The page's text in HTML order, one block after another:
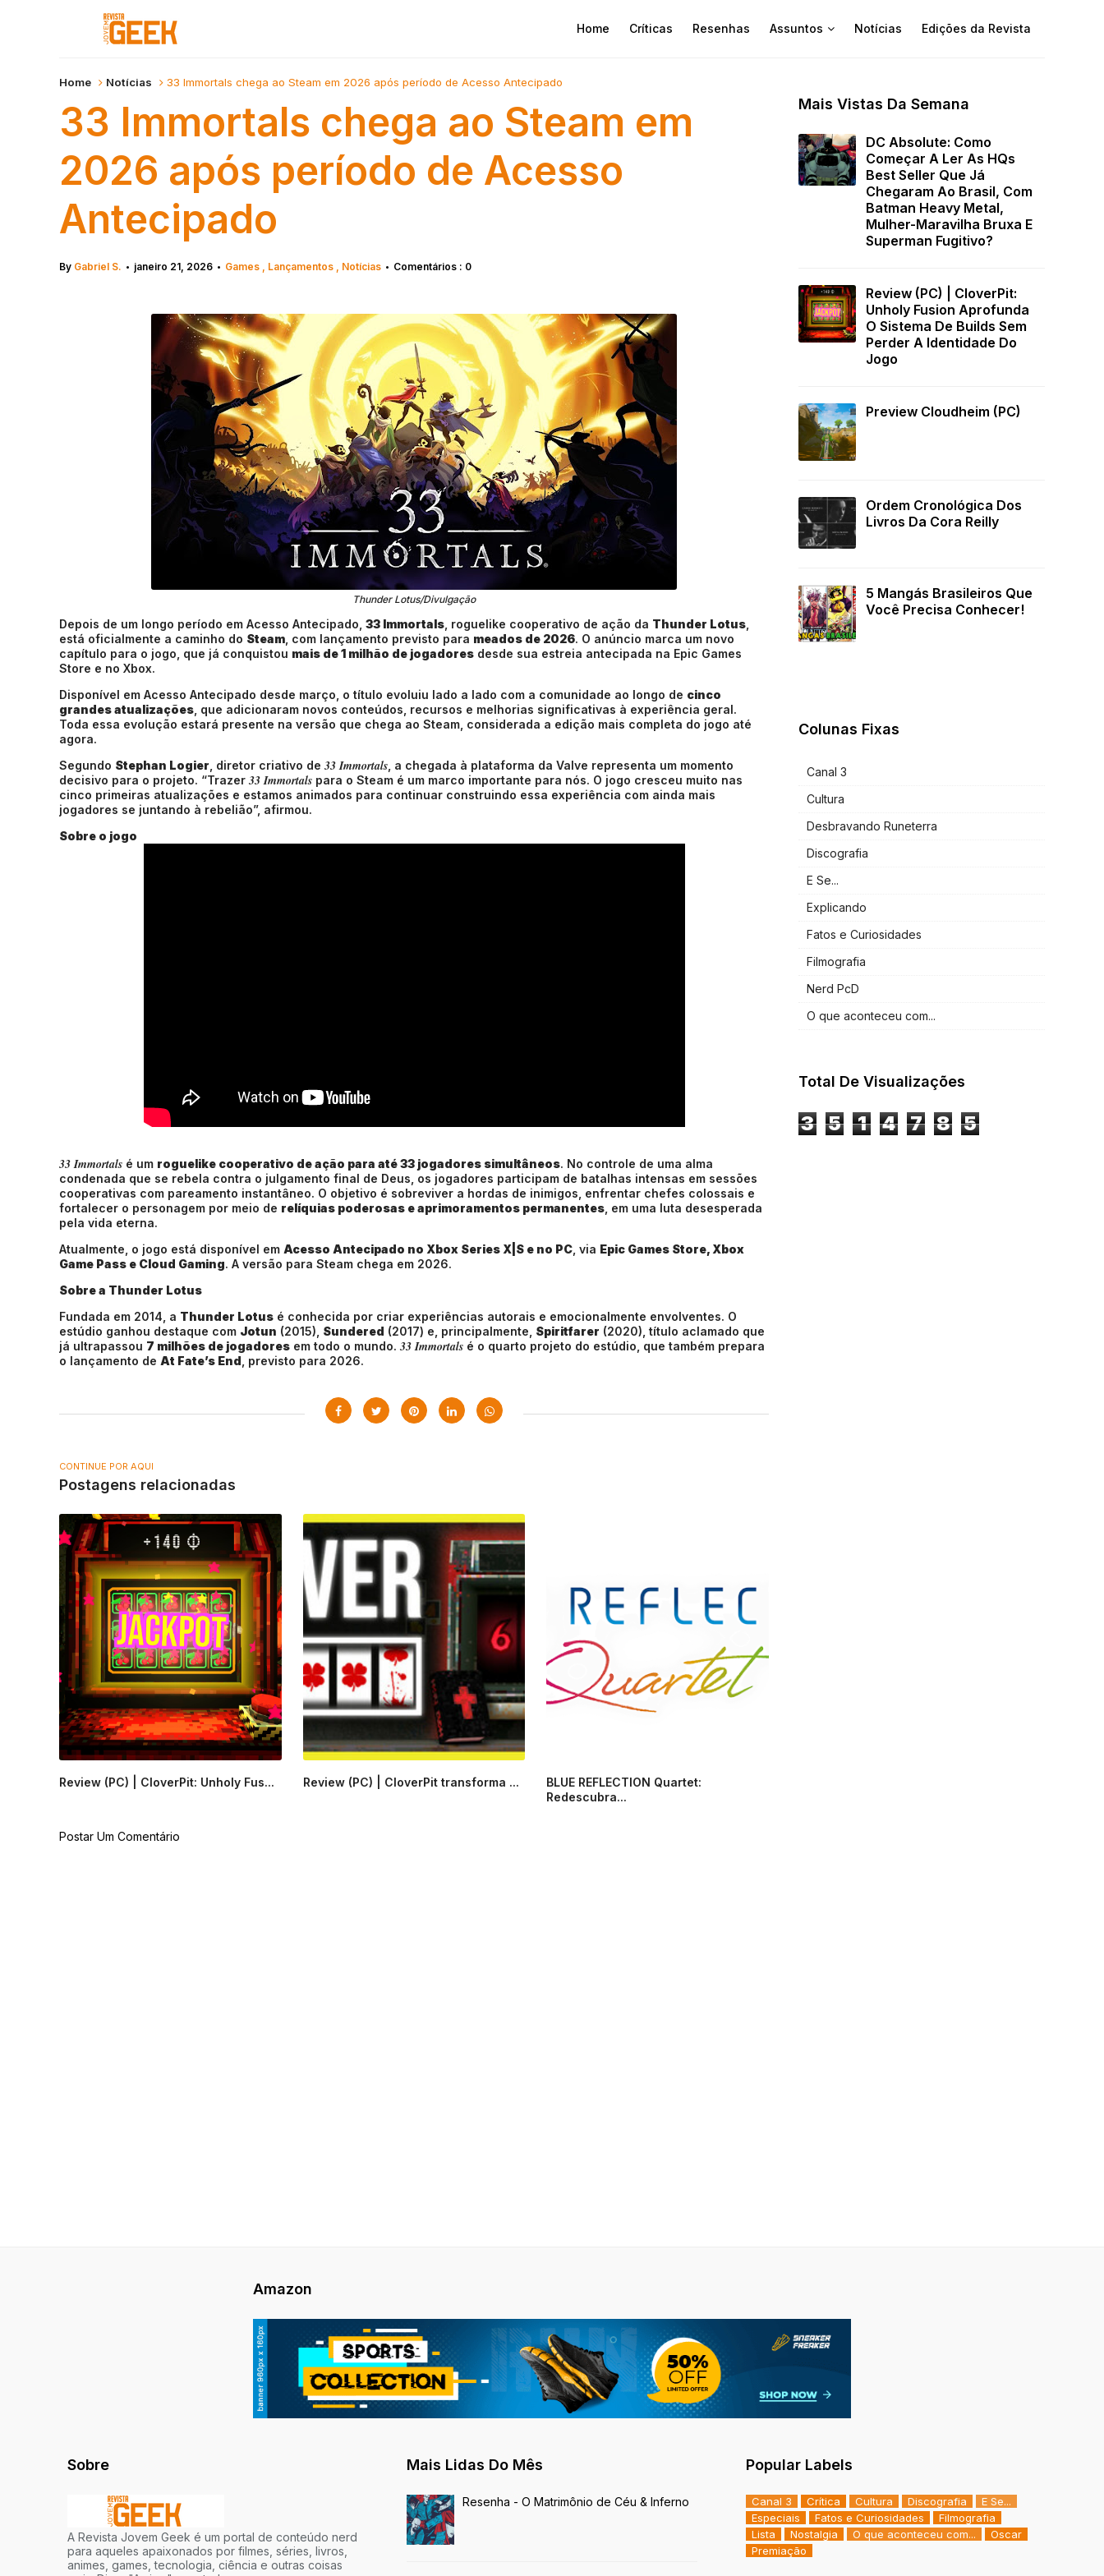
Home Críticas Resenhas Assuntos Notícias Edições da Revista
Home Notícias 33 Immortals chega ao Steam em 2026 após período de Acesso Antecipado
33 Immortals chega ao Steam em
2026 após período de Acesso
Antecipado
By Gabriel S. • janeiro 21, 2026 • Games Lançamentos Notícias • Comentários : 0
Thunder Lotus/Divulgação
Depois de um longo período em Acesso Antecipado, 33 Immortals , roguelike cooperativo de ação da Thunder Lotus
está oficialmente a caminho do Steam , com lançamento previsto para meados de 2026. O anúncio marca um novo
capítulo para o jogo, que já conquistou mais de 1 milhão de jogadores desde sua estreia antecipada na Epic Games
Store e no Xbox.
Disponível em Acesso Antecipado desde março, o título evoluiu lado a lado com a comunidade ao longo de cinco
grandes atualizações , que adicionaram novos conteúdos, recursos e melhorias significativas à experiência geral.
Toda essa evolução estará presente na versão que chega ao Steam, considerada a edição mais completa do jogo até
agora.
Segundo Stephan Logier , diretor criativo de 33 Immortals , a chegada à plataforma da Valve representa um momento
decisivo para o projeto. “Trazer 33 Immortals para o Steam é um marco importante para nós. O jogo cresceu muito nas
cinco primeiras atualizações e estamos animados para continuar construindo essa experiência com ainda mais
jogadores se juntando à rebelião”, afirmou.
Sobre o jogo
33 Immortals é um roguelike cooperativo de ação para até 33 jogadores simultâneos. No controle de uma alma
condenada que se rebela contra o julgamento final de Deus, os jogadores participam de batalhas intensas em sessões
cooperativas com pareamento instantâneo. O objetivo é sobreviver a hordas de inimigos, enfrentar chefes colossais e
fortalecer o personagem por meio de relíquias poderosas e aprimoramentos permanentes , em uma luta desesperada
pela vida eterna.
Atualmente, o jogo está disponível em Acesso Antecipado no Xbox Series X|S e no PC , via Epic Games Store, Xbox
Game Pass e Cloud Gaming. A versão para Steam chega em 2026.
Sobre a Thunder Lotus
Fundada em 2014, a Thunder Lotus é conhecida por criar experiências autorais e emocionalmente envolventes. O
estúdio ganhou destaque com Jotun (2015), Sundered (2017) e, principalmente, Spiritfarer (2020), título aclamado que
já ultrapassou 7 milhões de jogadores em todo o mundo. 33 Immortals é o quarto projeto do estúdio, que também prepara
o lançamento de At Fate’s End , previsto para 2026.
CONTINUE POR AQUI
Postagens relacionadas
Review (PC) | CloverPit: Unholy Fus... Review (PC) | CloverPit transforma ...
BLUE REFLECTION Quartet:
Redescubra...
Postar Um Comentário
Mais Vistas Da Semana
DC Absolute: Como
Começar A Ler As HQs
Best Seller Que Já
Chegaram Ao Brasil, Com
Batman Heavy Metal,
Mulher-Maravilha Bruxa E
Superman Fugitivo?
Review (PC) | CloverPit:
Unholy Fusion Aprofunda
O Sistema De Builds Sem
Perder A Identidade Do
Jogo
Preview Cloudheim (PC)
Ordem Cronológica Dos
Livros Da Cora Reilly
5 Mangás Brasileiros Que
Você Precisa Conhecer!
Colunas Fixas
Canal 3
Cultura
Desbravando Runeterra
Discografia
E Se...
Explicando
Fatos e Curiosidades
Filmografia
Nerd PcD
O que aconteceu com...
Total De Visualizações
3 5 1 4 7 8 5
Amazon
Sobre
A Revista Jovem Geek é um portal de conteúdo nerd
para aqueles apaixonados por filmes, séries, livros,
animes, games, tecnologia, ciência e outras coisas
Mais Lidas Do Mês
Resenha - O Matrimônio de Céu & Inferno
Popular Labels
Canal 3 Crítica Cultura Discografia
E Se...
Especiais
Fatos e Curiosidades
Filmografia
Lista
Nostalgia O que aconteceu com...
Oscar
Premiação